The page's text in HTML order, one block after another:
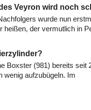
Veyron wird noch
wurde nun
heißen, der vermutlich in
Boxster (981) bereits seit
wenig aufzubügeln. Im